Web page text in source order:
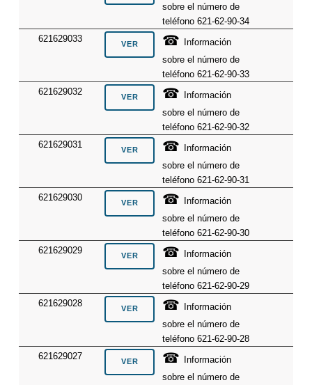
sobre el número de
teléfono 621-62-90-34
621629033
☎
Información
sobre el número de
teléfono 621-62-90-33
621629032
☎
Información
sobre el número de
teléfono 621-62-90-32
621629031
☎
Información
sobre el número de
teléfono 621-62-90-31
621629030
☎
Información
sobre el número de
teléfono 621-62-90-30
621629029
☎
Información
sobre el número de
teléfono 621-62-90-29
621629028
☎
Información
sobre el número de
teléfono 621-62-90-28
621629027
☎
Información
sobre el número de